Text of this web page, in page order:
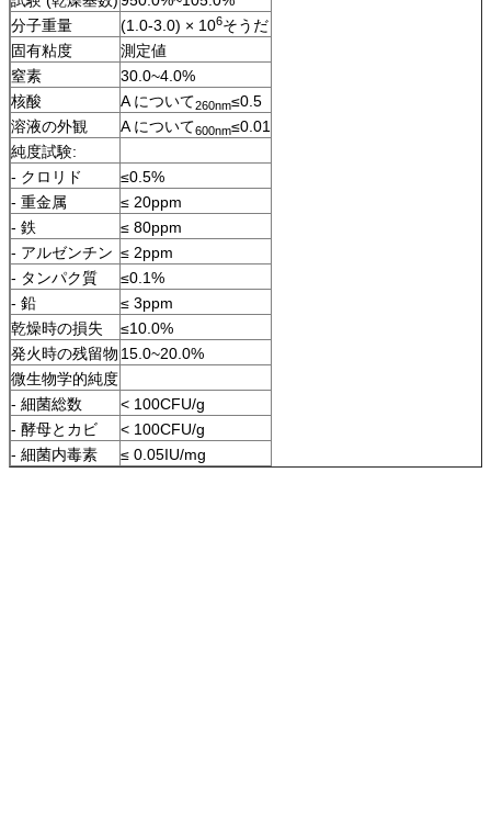
分子重量
(1.0-3.0) × 106そうだ
固有粘度
測定値
窒素
30.0~4.0%
核酸
A について260nm≤0.5
溶液の外観
A について600nm≤0.01
純度試験:
- クロリド
≤0.5%
- 重金属
≤ 20ppm
- 鉄
≤ 80ppm
- アルゼンチン ≤ 2ppm
- タンパク質
≤0.1%
- 鉛
≤ 3ppm
乾燥時の損失
≤10.0%
発火時の残留物 15.0~20.0%
微生物学的純度
- 細菌総数
< 100CFU/g
- 酵母とカビ
< 100CFU/g
- 細菌内毒素
≤ 0.05IU/mg